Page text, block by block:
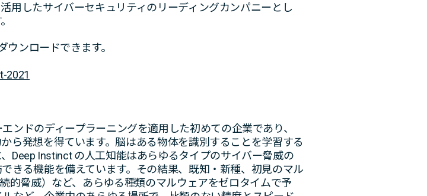
用したサイバーセキュリティのリーディングカンパニーとし
ウンロードできます。
2021
ンドのディープラーニングを適用した初めての企業であり、
ら発想を得ています。脳はある物体を識別することを学習する
Deep Instinct の人工知能はあらゆるタイプのサイバー脅威の
きる機能を備えています。その結果、既知・新種、初見のマル
的脅威）など、あらゆる種類のマルウェアをゼロタイムで予